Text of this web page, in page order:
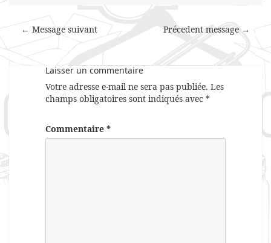
Précedent message →
← Message suivant
Laisser un commentaire
Votre adresse e-mail ne sera pas publiée. Les
champs obligatoires sont indiqués avec *
Commentaire *